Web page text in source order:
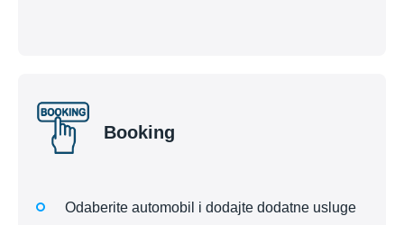
Booking
Odaberite automobil i dodajte dodatne usluge